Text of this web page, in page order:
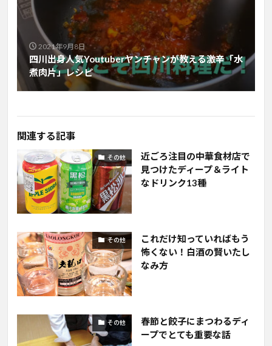
2021年9月8日
四川出身人気Youtuberヤンチャンが教える激辛「水
煮肉片」レシピ
関連する記事
その他
近ごろ注目の中華食材店で
見つけたディープ＆ライト
なドリンク13種
その他
これだけ知っていればもう
怖くない！白酒の賢いたし
なみ方
その他
春節と餃子にまつわるディ
ープでとても重要な話